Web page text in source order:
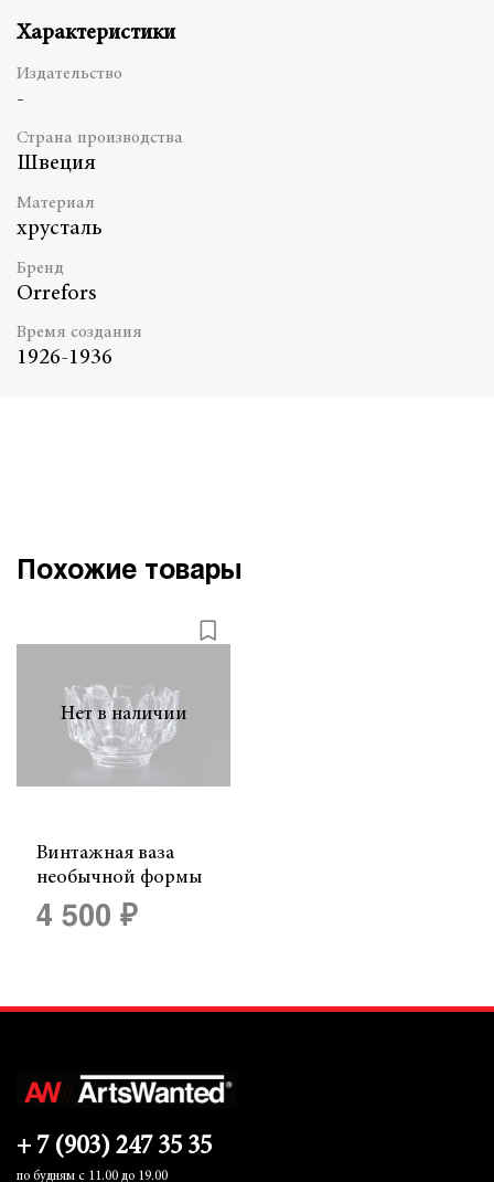
Характеристики
Издательство
-
Страна производства
Швеция
Материал
хрусталь
Бренд
Orrefors
Время создания
1926-1936
Похожие товары
Нет в наличии
Винтажная ваза
необычной формы
4 500 ₽
+ 7 (903) 247 35 35
по будням с 11.00 до 19.00